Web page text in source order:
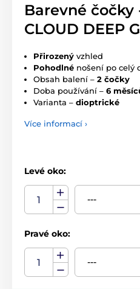
Barevné
CLOUD DEEP
Přirozený vzhled
Pohodlné nošení po celý
Obsah balení – 2 čočky
Doba používání – 6
Varianta – dioptrické
Více informací ›
Levé oko:
Pravé oko: